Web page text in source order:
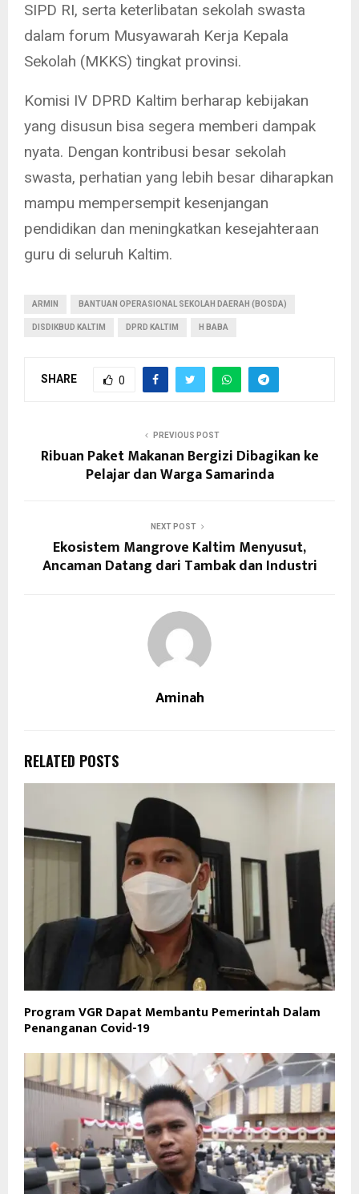
SIPD RI, serta keterlibatan sekolah swasta
dalam forum Musyawarah Kerja Kepala
Sekolah (MKKS) tingkat provinsi.
Komisi IV DPRD Kaltim berharap kebijakan
yang disusun bisa segera memberi dampak
nyata. Dengan kontribusi besar sekolah
swasta, perhatian yang lebih besar diharapkan
mampu mempersempit kesenjangan
pendidikan dan meningkatkan kesejahteraan
guru di seluruh Kaltim.
ARMIN BANTUAN OPERASIONAL SEKOLAH DAERAH (BOSDA)
DISDIKBUD KALTIM DPRD KALTIM H BABA
SHARE 0
PREVIOUS POST
Ribuan Paket Makanan Bergizi Dibagikan ke
Pelajar dan Warga Samarinda
NEXT POST
Ekosistem Mangrove Kaltim Menyusut,
Ancaman Datang dari Tambak dan Industri
Aminah
RELATED POSTS
Program VGR Dapat Membantu Pemerintah Dalam
Penanganan Covid-19